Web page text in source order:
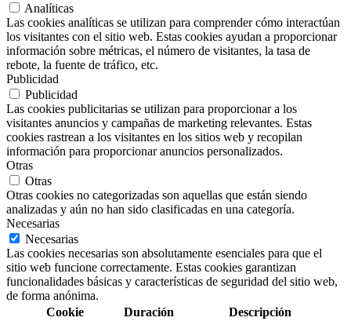
Analíticas
Las cookies analíticas se utilizan para comprender cómo interactúan
los visitantes con el sitio web. Estas cookies ayudan a proporcionar
información sobre métricas, el número de visitantes, la tasa de
rebote, la fuente de tráfico, etc.
Publicidad
Publicidad
Las cookies publicitarias se utilizan para proporcionar a los
visitantes anuncios y campañas de marketing relevantes. Estas
cookies rastrean a los visitantes en los sitios web y recopilan
información para proporcionar anuncios personalizados.
Otras
Otras
Otras cookies no categorizadas son aquellas que están siendo
analizadas y aún no han sido clasificadas en una categoría.
Necesarias
Necesarias
Las cookies necesarias son absolutamente esenciales para que el
sitio web funcione correctamente. Estas cookies garantizan
funcionalidades básicas y características de seguridad del sitio web,
de forma anónima.
Cookie
Duración Descripción